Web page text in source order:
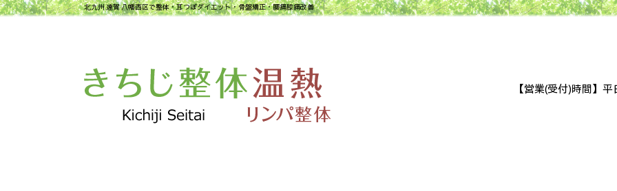
北九州 遠賀 八幡西区で整体・耳つぼダイエット・骨盤矯正・腰痛膝痛改善
【営業(受付)時間】